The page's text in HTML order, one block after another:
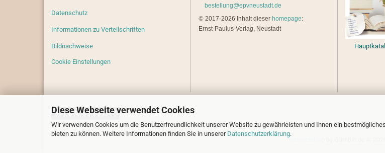
Diese Webseite verwendet Cookies
Wir verwenden Cookies um die Benutzerfreundlichkeit unserer Website zu gewährleisten und Ihnen ein
bieten zu können. Weitere Informationen finden Sie in unserer Datenschutzerklärung.
Datenschutz
Informationen zu Verteilschriften
Bildnachweise
Cookie Einstellungen
bestellung@epvneustadt.de
© 2017-2026 Inhalt dieser homepage:
Ernst-Paulus-Verlag, Neustadt
Vertrag widerrufen
Internetshop